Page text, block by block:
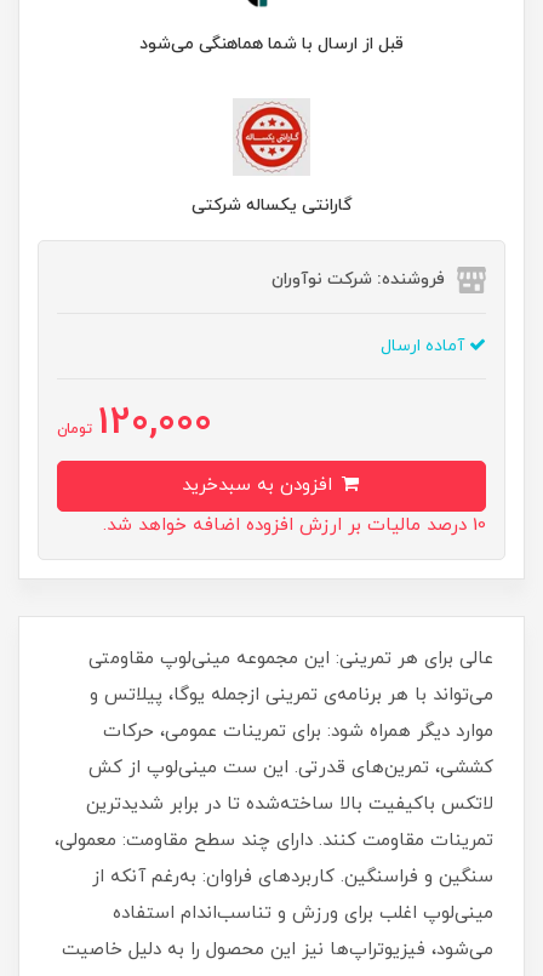
قبل از ارسال با شما هماهنگی می‌شود
گارانتی یکساله شرکتی
فروشنده: شرکت نوآوران
آماده ارسال
120,000 تومان
10 درصد مالیات بر ارزش افزوده اضافه خواهد شد.
عالی برای هر تمرینی: این مجموعه مینی‌لوپ مقاومتی
می‌تواند با هر برنامه‌ی تمرینی ازجمله یوگا، پیلاتس و
موارد دیگر همراه شود: برای تمرینات عمومی، حرکات
کششی، تمرین‌های قدرتی. این ست مینی‌لوپ از کش
لاتکس باکیفیت بالا ساخته‌شده تا در برابر شدیدترین
تمرینات مقاومت کنند. دارای چند سطح مقاومت: معمولی،
سنگین و فراسنگین. کاربردهای فراوان: به‌رغم آنکه از
مینی‌لوپ اغلب برای ورزش و تناسب‌اندام استفاده
می‌شود، فیزیوتراپ‌ها نیز این محصول را به دلیل خاصیت